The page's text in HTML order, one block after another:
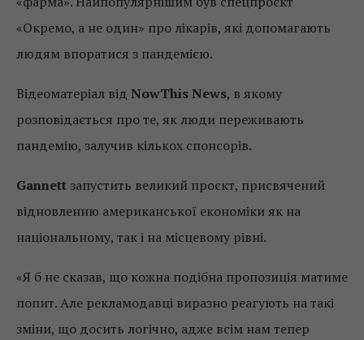
«Окремо, а не один» про лікарів, які допомагають
людям впоратися з пандемією.
Відеоматеріал від NowThis News, в якому
розповідається про те, як люди переживають
пандемію, залучив кількох спонсорів.
Gannett запустить великий проєкт, присвячений
відновленню американської економіки як на
національному, так і на місцевому рівні.
«Я б не сказав, що кожна подібна пропозиція матиме
попит. Але рекламодавці виразно реагують на такі
зміни, що досить логічно, адже всім нам тепер